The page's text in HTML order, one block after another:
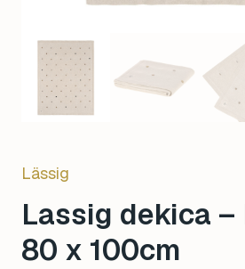
Lässig
Lassig dekica –
80 x 100cm